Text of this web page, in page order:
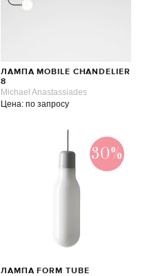
ЛАМПА MOBILE CHANDELIER
8
Michael Anastassiades
Цена: по запросу
30%
ЛАМПА FORM TUBE